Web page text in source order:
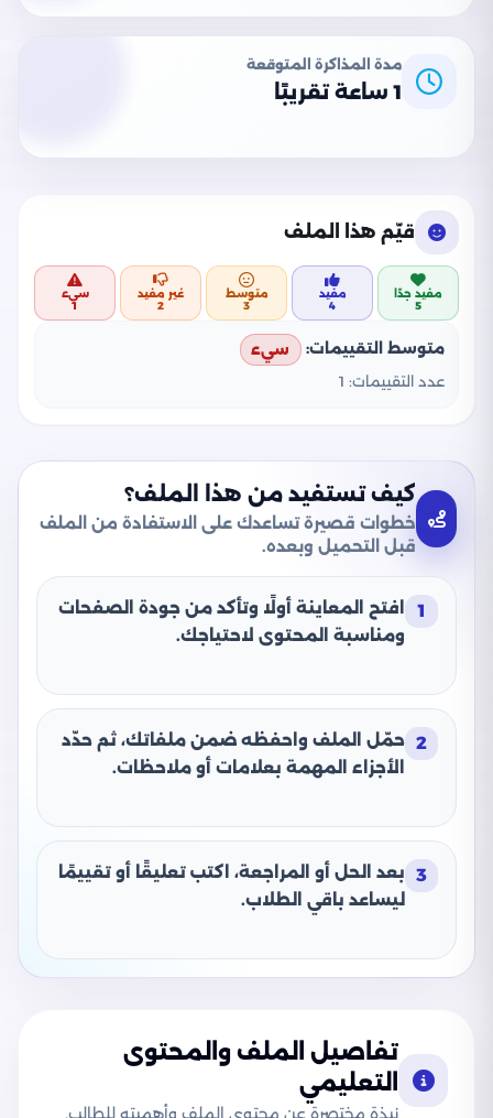
مدة المذاكرة المتوقعة
1 ساعة تقريبًا
قيّم هذا الملف
مفيد جدًا
5
مفيد
4
متوسط
3
غير مفيد
2
سيء
1
متوسط التقييمات:
سيء
عدد التقييمات: 1
كيف تستفيد من هذا الملف؟
خطوات قصيرة تساعدك على الاستفادة من الملف
قبل التحميل وبعده.
1
افتح المعاينة أولًا وتأكد من جودة الصفحات
ومناسبة المحتوى لاحتياجك.
2 حمّل الملف واحفظه ضمن ملفاتك، ثم حدّد
الأجزاء المهمة بعلامات أو ملاحظات.
3
بعد الحل أو المراجعة، اكتب تعليقًا أو تقييمًا
ليساعد باقي الطلاب.
تفاصيل الملف والمحتوى
التعليمي
نبذة مختصرة عن محتوى الملف وأهميته للطالب.